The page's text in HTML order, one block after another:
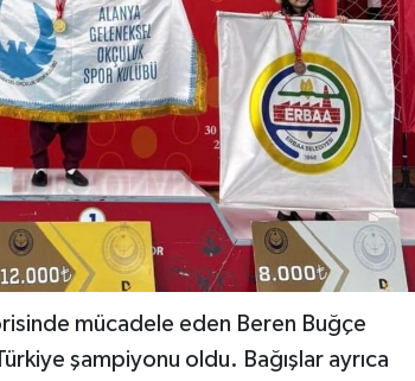
mücadele eden Beren Buğçe
şampiyonu oldu. Bağışlar ayrıca